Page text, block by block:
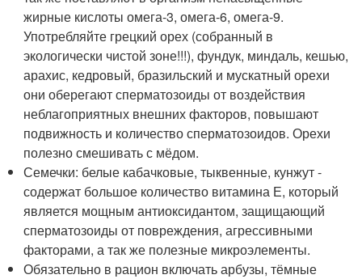
жирные кислоты омега-3, омега-6, омега-9.
Употребляйте грецкий орех (собранный в
экологически чистой зоне!!!), фундук, миндаль, кешью,
арахис, кедровый, бразильский и мускатный орехи
они оберегают сперматозоиды от воздействия
неблагоприятных внешних факторов, повышают
подвижность и количество сперматозоидов. Орехи
полезно смешивать с мёдом.
Семечки: белые кабачковые, тыквенные, кунжут -
содержат большое количество витамина Е, который
является мощным антиоксидантом, защищающий
сперматозоиды от повреждения, агрессивными
факторами, а так же полезные микроэлементы.
Обязательно в рацион включать арбузы, тёмные